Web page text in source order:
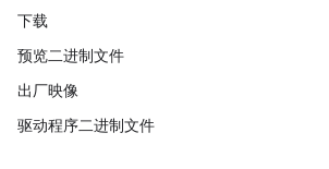
下载
预览二进制文件
出厂映像
驱动程序二进制文件